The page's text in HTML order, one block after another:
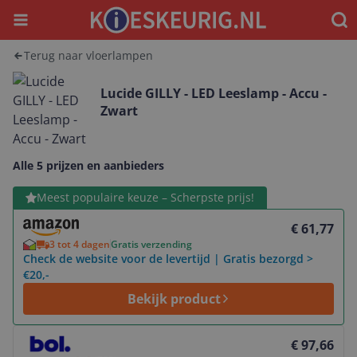
Menu
Terug naar vloerlampen
Lucide GILLY - LED Leeslamp - Accu -
Zwart
Alle 5 prijzen en aanbieders
Meest populaire keuze – Scherpste prijs!
€ 61,77
3 tot 4 dagenGratis verzending
Check de website voor de levertijd | Gratis bezorgd >
€20,-
Bekijk product
Bekijk product
€ 97,66
Bekijk product